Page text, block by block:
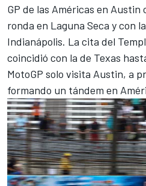
GP de las Américas en Austin
ronda en Laguna Seca y con
Indianápolis. La cita del
coincidió con la de Texas
MotoGP solo visita Austin, a
formando un tándem en